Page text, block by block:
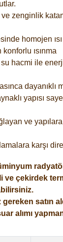
ve zenginlik
homojen ısı
ısınma
hacmi ile
dayanıklı
yapısı
ve
karşı
ve çekirdek
satın
alımı